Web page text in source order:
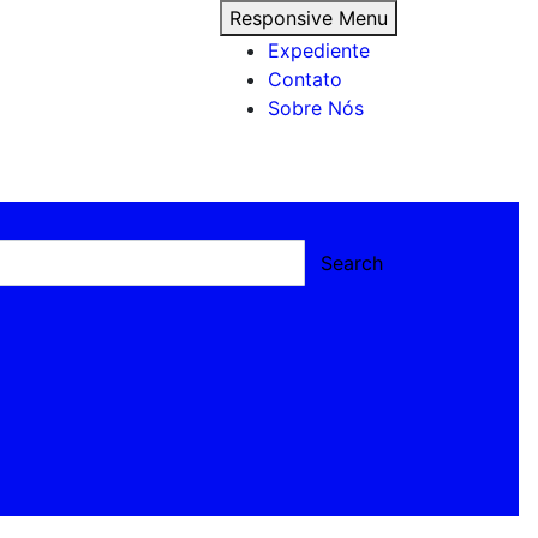
Responsive Menu
Expediente
Contato
Sobre Nós
Search